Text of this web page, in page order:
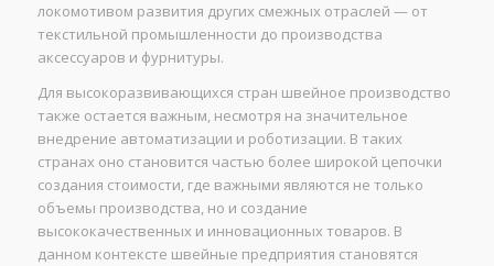
локомотивом развития других смежных отраслей — от
текстильной промышленности до производства
аксессуаров и фурнитуры.
Для высокоразвивающихся стран швейное производство
также остается важным, несмотря на значительное
внедрение автоматизации и роботизации. В таких
странах оно становится частью более широкой цепочки
создания стоимости, где важными являются не только
объемы производства, но и создание
высококачественных и инновационных товаров. В
данном контексте швейные предприятия становятся